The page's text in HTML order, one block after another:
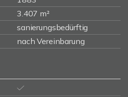
3.407 m²
sanierungsbedürftig
nach Vereinbarung